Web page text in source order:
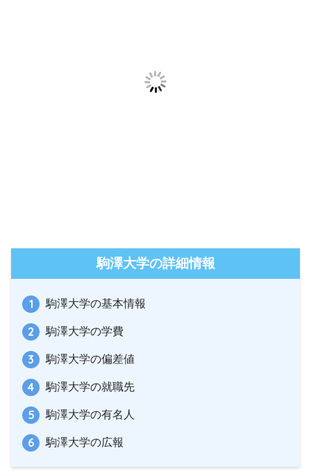
駒澤大学の詳細情報
駒澤大学の基本情報
駒澤大学の学費
駒澤大学の偏差値
駒澤大学の就職先
駒澤大学の有名人
駒澤大学の広報